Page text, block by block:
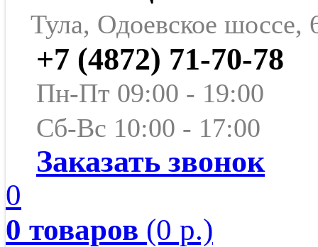
Тула, Одоевское шоссе,
+7 (4872) 71-70-78
Пн-Пт 09:00 - 19:00
Сб-Вс 10:00 - 17:00
Заказать звонок
0
0 товаров (0 р.)